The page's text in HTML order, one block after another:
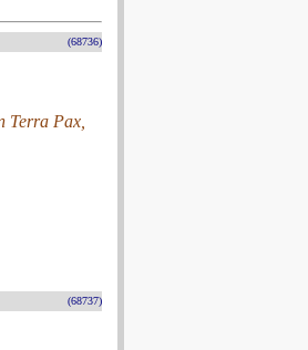
(68736)
Terra Pax,
(68737)